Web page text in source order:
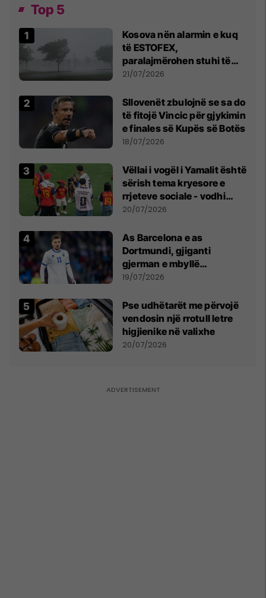
Top 5
Kosova nën alarmin e kuq
të ESTOFEX,
paralajmërohen stuhi të
fuqishme me breshër dhe
21/07/2026
Sllovenët zbulojnë se sa do
të fitojë Vincic për gjykimin
e finales së Kupës së Botës
18/07/2026
Vëllai i vogël i Yamalit është
sërish tema kryesore e
rrjeteve sociale - vodhi
vëmendjen pas finales së
20/07/2026
As Barcelona e as
Dortmundi, gjiganti
gjerman e mbyllë
marrëveshjen për Fisnik
19/07/2026
Pse udhëtarët me përvojë
vendosin një rrotull letre
higjienike në valixhe
20/07/2026